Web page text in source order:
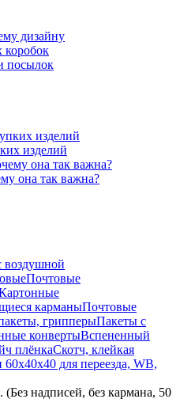
дизайну
коробок
посылок
изделий
она так важна?
воздушной
Почтовые
карманыПочтовые
грипперыПакеты с
конвертыВспененный
плёнкаСкотч, клейкая
для переезда, WB,
надписей, без кармана, 50